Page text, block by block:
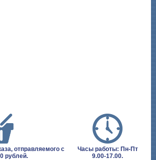
отправляемого с
рублей.
Часы работы: Пн-Пт
9.00-17.00.